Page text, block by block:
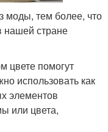
моды, тем более, что
нашей стране
цвете помогут
использовать как
элементов
или цвета,